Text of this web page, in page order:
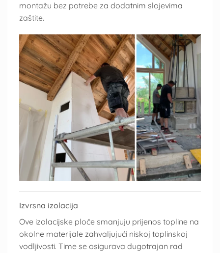
montažu bez potrebe za dodatnim slojevima
zaštite.
Izvrsna izolacija
Ove izolacijske ploče smanjuju prijenos topline na
okolne materijale zahvaljujući niskoj toplinskoj
vodljivosti. Time se osigurava dugotrajan rad